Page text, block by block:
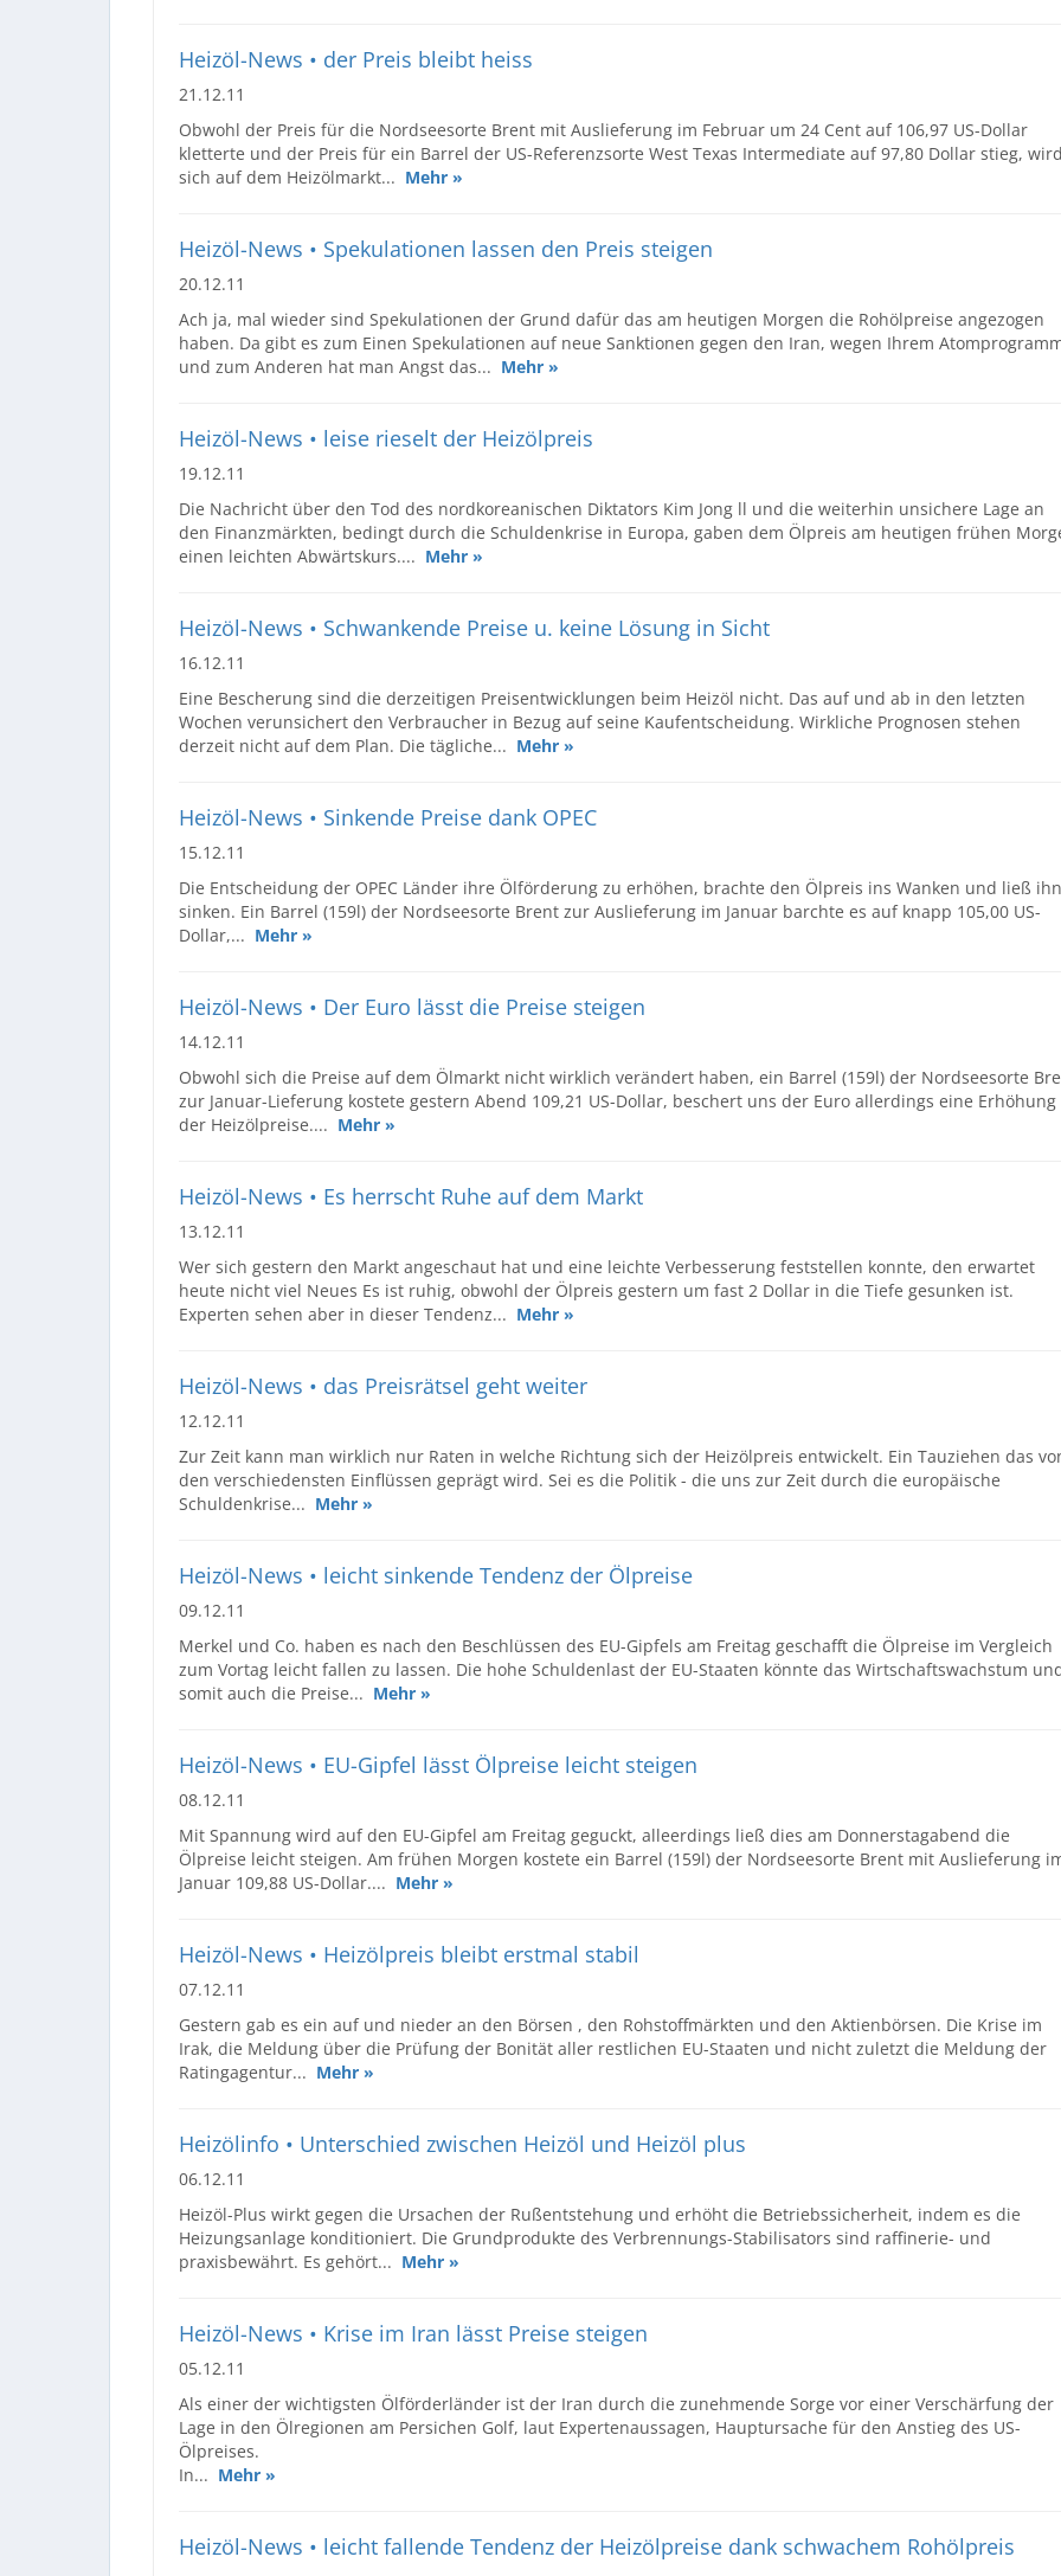
Heizöl-News • der Preis bleibt heiss
21.12.11
Obwohl der Preis für die Nordseesorte Brent mit Auslieferung im Februar um 24 Cent auf 106,97 US-Dollar
kletterte und der Preis für ein Barrel der US-Referenzsorte West Texas Intermediate auf 97,80 Dollar stieg,
sich auf dem Heizölmarkt... Mehr »
Heizöl-News • Spekulationen lassen den Preis steigen
20.12.11
Ach ja, mal wieder sind Spekulationen der Grund dafür das am heutigen Morgen die Rohölpreise angezogen
haben. Da gibt es zum Einen Spekulationen auf neue Sanktionen gegen den Iran, wegen Ihrem
und zum Anderen hat man Angst das... Mehr »
Heizöl-News • leise rieselt der Heizölpreis
19.12.11
Die Nachricht über den Tod des nordkoreanischen Diktators Kim Jong ll und die weiterhin unsichere Lage an
den Finanzmärkten, bedingt durch die Schuldenkrise in Europa, gaben dem Ölpreis am heutigen frühen
einen leichten Abwärtskurs.... Mehr »
Heizöl-News • Schwankende Preise u. keine Lösung in Sicht
16.12.11
Eine Bescherung sind die derzeitigen Preisentwicklungen beim Heizöl nicht. Das auf und ab in den letzten
Wochen verunsichert den Verbraucher in Bezug auf seine Kaufentscheidung. Wirkliche Prognosen stehen
derzeit nicht auf dem Plan. Die tägliche... Mehr »
Heizöl-News • Sinkende Preise dank OPEC
15.12.11
Die Entscheidung der OPEC Länder ihre Ölförderung zu erhöhen, brachte den Ölpreis ins Wanken und ließ ihn
sinken. Ein Barrel (159l) der Nordseesorte Brent zur Auslieferung im Januar barchte es auf knapp 105,00 US-
Dollar,... Mehr »
Heizöl-News • Der Euro lässt die Preise steigen
14.12.11
Obwohl sich die Preise auf dem Ölmarkt nicht wirklich verändert haben, ein Barrel (159l) der Nordseesorte
zur Januar-Lieferung kostete gestern Abend 109,21 US-Dollar, beschert uns der Euro allerdings eine Erhöhung
der Heizölpreise.... Mehr »
Heizöl-News • Es herrscht Ruhe auf dem Markt
13.12.11
Wer sich gestern den Markt angeschaut hat und eine leichte Verbesserung feststellen konnte, den erwartet
heute nicht viel Neues Es ist ruhig, obwohl der Ölpreis gestern um fast 2 Dollar in die Tiefe gesunken ist.
Experten sehen aber in dieser Tendenz... Mehr »
Heizöl-News • das Preisrätsel geht weiter
12.12.11
Zur Zeit kann man wirklich nur Raten in welche Richtung sich der Heizölpreis entwickelt. Ein Tauziehen das
den verschiedensten Einflüssen geprägt wird. Sei es die Politik - die uns zur Zeit durch die europäische
Schuldenkrise... Mehr »
Heizöl-News • leicht sinkende Tendenz der Ölpreise
09.12.11
Merkel und Co. haben es nach den Beschlüssen des EU-Gipfels am Freitag geschafft die Ölpreise im Vergleich
zum Vortag leicht fallen zu lassen. Die hohe Schuldenlast der EU-Staaten könnte das Wirtschaftswachstum
somit auch die Preise... Mehr »
Heizöl-News • EU-Gipfel lässt Ölpreise leicht steigen
08.12.11
Mit Spannung wird auf den EU-Gipfel am Freitag geguckt, alleerdings ließ dies am Donnerstagabend die
Ölpreise leicht steigen. Am frühen Morgen kostete ein Barrel (159l) der Nordseesorte Brent mit Auslieferung
Januar 109,88 US-Dollar.... Mehr »
Heizöl-News • Heizölpreis bleibt erstmal stabil
07.12.11
Gestern gab es ein auf und nieder an den Börsen , den Rohstoffmärkten und den Aktienbörsen. Die Krise im
Irak, die Meldung über die Prüfung der Bonität aller restlichen EU-Staaten und nicht zuletzt die Meldung der
Ratingagentur... Mehr »
Heizölinfo • Unterschied zwischen Heizöl und Heizöl plus
06.12.11
Heizöl-Plus wirkt gegen die Ursachen der Rußentstehung und erhöht die Betriebssicherheit, indem es die
Heizungsanlage konditioniert. Die Grundprodukte des Verbrennungs-Stabilisators sind raffinerie- und
praxisbewährt. Es gehört... Mehr »
Heizöl-News • Krise im Iran lässt Preise steigen
05.12.11
Als einer der wichtigsten Ölförderländer ist der Iran durch die zunehmende Sorge vor einer Verschärfung der
Lage in den Ölregionen am Persichen Golf, laut Expertenaussagen, Hauptursache für den Anstieg des US-
Ölpreises.
In... Mehr »
Heizöl-News • leicht fallende Tendenz der Heizölpreise dank schwachem Rohölpreis